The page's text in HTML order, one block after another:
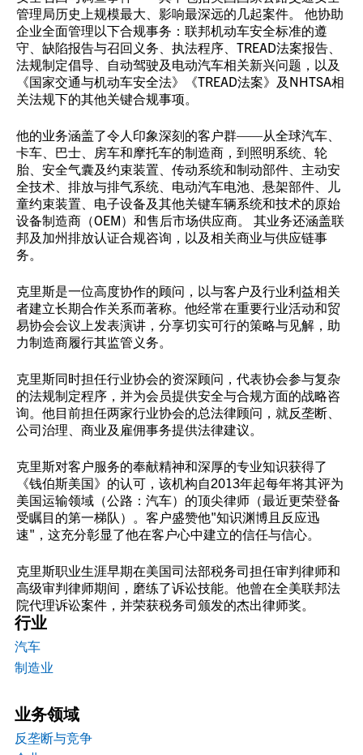
行业
汽车
制造业
业务领域
反垄断与竞争
管理局历史上规模最大、影响最深远的几起案件。 他协助
企业全面管理以下合规事务：联邦机动车安全标准的遵
守、缺陷报告与召回义务、执法程序、TREAD法案报告、
法规制定倡导、自动驾驶及电动汽车相关新兴问题，以及
《国家交通与机动车安全法》《TREAD法案》及NHTSA相
关法规下的其他关键合规事项。
他的业务涵盖了令人印象深刻的客户群——从全球汽车、
卡车、巴士、房车和摩托车的制造商，到照明系统、轮
胎、安全气囊及约束装置、传动系统和制动部件、主动安
全技术、排放与排气系统、电动汽车电池、悬架部件、儿
童约束装置、电子设备及其他关键车辆系统和技术的原始
设备制造商（OEM）和售后市场供应商。 其业务还涵盖联
邦及加州排放认证合规咨询，以及相关商业与供应链事
务。
克里斯是一位高度协作的顾问，以与客户及行业利益相关
者建立长期合作关系而著称。他经常在重要行业活动和贸
易协会会议上发表演讲，分享切实可行的策略与见解，助
力制造商履行其监管义务。
克里斯同时担任行业协会的资深顾问，代表协会参与复杂
的法规制定程序，并为会员提供安全与合规方面的战略咨
询。他目前担任两家行业协会的总法律顾问，就反垄断、
公司治理、商业及雇佣事务提供法律建议。
克里斯对客户服务的奉献精神和深厚的专业知识获得了
《钱伯斯美国》的认可，该机构自2013年起每年将其评为
美国运输领域（公路：汽车）的顶尖律师（最近更荣登备
受瞩目的第一梯队）。客户盛赞他"知识渊博且反应迅
速"，这充分彰显了他在客户心中建立的信任与信心。
克里斯职业生涯早期在美国司法部税务司担任审判律师和
高级审判律师期间，磨练了诉讼技能。他曾在全美联邦法
院代理诉讼案件，并荣获税务司颁发的杰出律师奖。